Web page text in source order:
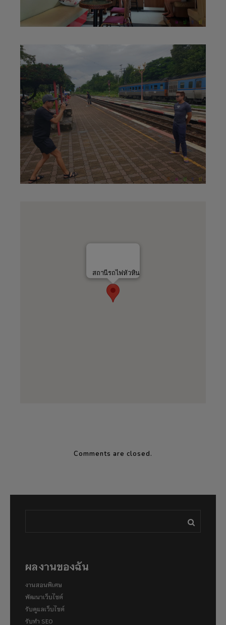
สถานีรถไฟหัวหิน
Comments are closed.
ผลงานของฉัน
งานสอนพิเศษ
พัฒนาเว็บไซต์
รับดูแลเว็บไซต์
รับทำ SEO